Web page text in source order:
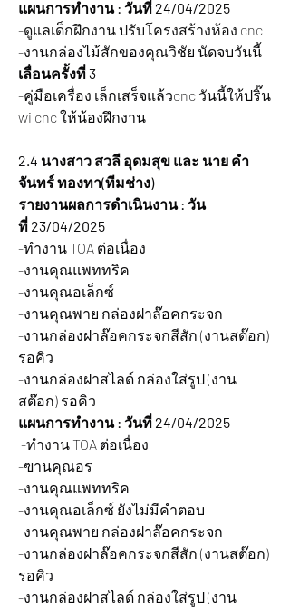
แผนการทำงาน : วันที่ 24/04/2025
-ดูแลเด็กฝึกงาน ปรับโครงสร้างห้อง cnc
เลื่อนครั้งที่ 3
-คู่มือเครื่อง เล็กเสร็จแล้วcnc วันนี้ให้ปริ๊น
wi cnc ให้น้องฝึกงาน
2.4 นางสาว สวลี อุดมสุข และ นาย คำ
จันทร์ ทองทา(ทีมช่าง)
รายงานผลการดำเนินงาน : วัน
ที่ 23/04/2025
-ทำงาน TOA ต่อเนื่อง
-งานคุณแพททริค
-งานคุณอเล็กซ์
-งานคุณพาย กล่องฝาล๊อคกระจก
-งานกล่องฝาล๊อคกระจกสีสัก (งานสต๊อก)
รอคิว
-งานกล่องฝาสไลด์ กล่องใส่รูป (งาน
สต๊อก) รอคิว
แผนการทำงาน : วันที่ 24/04/2025
-ทำงาน TOA ต่อเนื่อง
-ฃานคุณอร
-งานคุณแพททริค
-งานคุณอเล็กซ์ ยังไม่มีคำตอบ
-งานคุณพาย กล่องฝาล๊อคกระจก
-งานกล่องฝาล๊อคกระจกสีสัก (งานสต๊อก)
รอคิว
-งานกล่องฝาสไลด์ กล่องใส่รูป (งาน